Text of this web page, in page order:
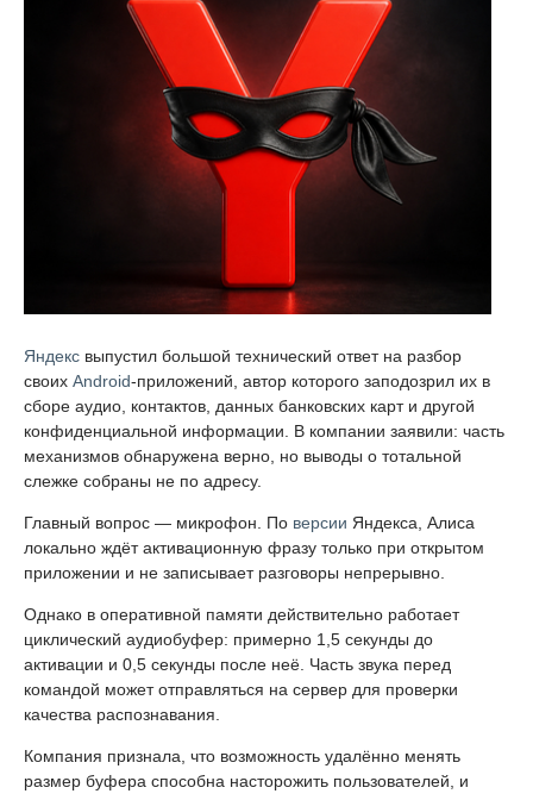
Яндекс выпустил большой технический ответ на разбор
своих Android-приложений, автор которого заподозрил их в
сборе аудио, контактов, данных банковских карт и другой
конфиденциальной информации. В компании заявили: часть
механизмов обнаружена верно, но выводы о тотальной
слежке собраны не по адресу.
Главный вопрос — микрофон. По версии Яндекса, Алиса
локально ждёт активационную фразу только при открытом
приложении и не записывает разговоры непрерывно.
Однако в оперативной памяти действительно работает
циклический аудиобуфер: примерно 1,5 секунды до
активации и 0,5 секунды после неё. Часть звука перед
командой может отправляться на сервер для проверки
качества распознавания.
Компания признала, что возможность удалённо менять
размер буфера способна насторожить пользователей, и